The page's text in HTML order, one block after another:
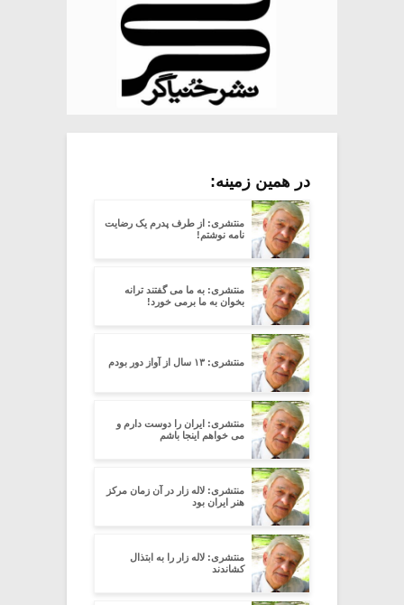
در همین زمینه:
منتشری: از طرف پدرم یک رضایت
نامه نوشتم!
منتشری: به ما می گفتند ترانه
بخوان به ما برمی خورد!
منتشری: ۱۳ سال از آواز دور بودم
منتشری: ایران را دوست دارم و
می خواهم اینجا باشم
منتشری: لاله زار در آن زمان مرکز
هنر ایران بود
منتشری: لاله زار را به ابتذال
کشاندند